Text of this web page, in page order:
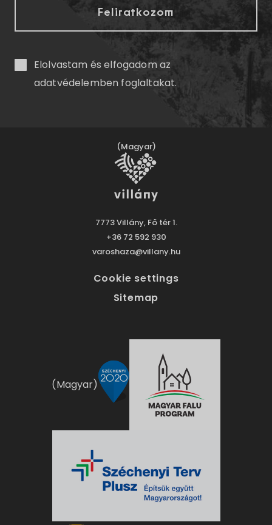
Elolvastam és elfogadom az
adatvédelemben foglaltakat.
(Magyar)
7773 Villány, Fő tér 1.
+36 72 592 930
varoshaza@villany.hu
Cookie settings
Sitemap
(Magyar)